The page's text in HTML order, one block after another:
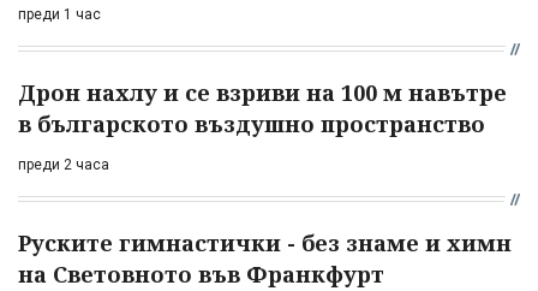
преди 1 час
Дрон нахлу и се взриви на 100 м навътре
в българското въздушно пространство
преди 2 часа
Руските гимнастички - без знаме и химн
на Световното във Франкфурт